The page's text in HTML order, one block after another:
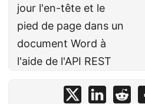
jour l'en-tête et le
pied de page dans un
document Word à
l'aide de l'API REST